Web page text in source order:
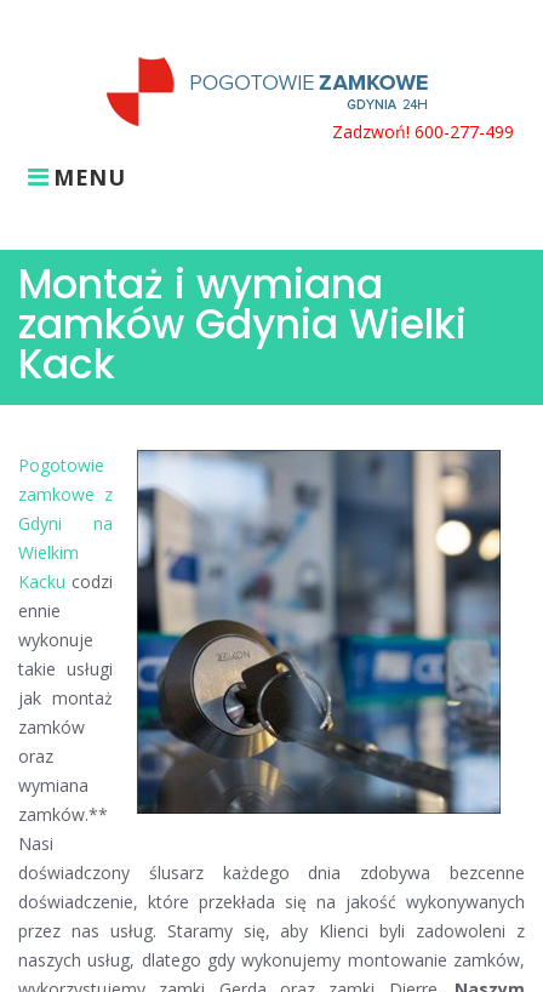
Zadzwoń! 600-277-499
MENU
Montaż i wymiana
zamków Gdynia Wielki
Kack
Pogotowie
zamkowe z
Gdyni na
Wielkim
Kacku codzi
ennie
wykonuje
takie usługi
jak montaż
zamków
oraz
wymiana
zamków.**
Nasi
doświadczony ślusarz każdego dnia zdobywa bezcenne
doświadczenie, które przekłada się na jakość wykonywanych
przez nas usług. Staramy się, aby Klienci byli zadowoleni z
naszych usług, dlatego gdy wykonujemy montowanie zamków,